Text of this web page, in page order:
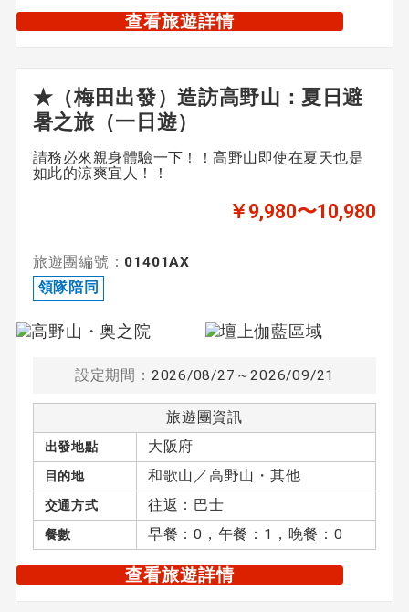
查看旅遊詳情
★（梅田出發）造訪高野山：夏日避
暑之旅（一日遊）
請務必來親身體驗一下！！高野山即使在夏天也是
如此的涼爽宜人！！
￥9,980〜10,980
旅遊團編號： 01401AX
領隊陪同
設定期間： 2026/08/27～2026/09/21
旅遊團資訊
出發地點 大阪府
目的地 和歌山／高野山・其他
交通方式 往返：巴士
餐數 早餐：0，午餐：1，晚餐：0
查看旅遊詳情